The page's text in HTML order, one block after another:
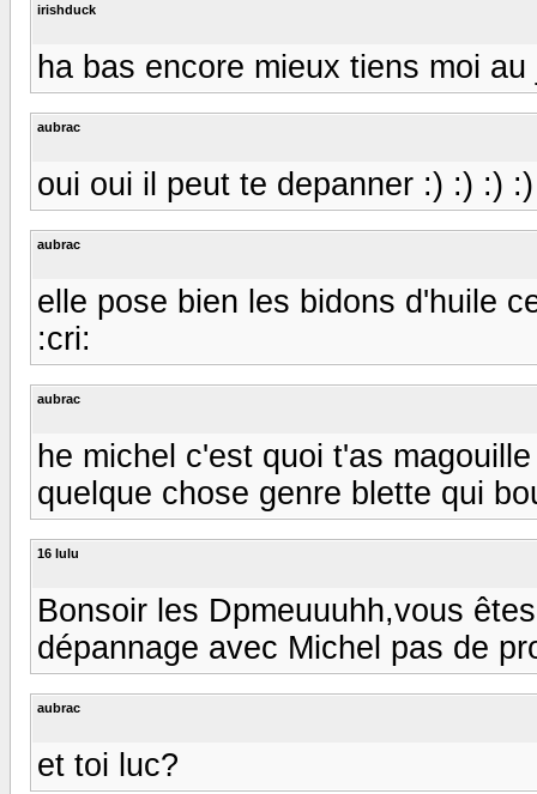
irishduck
ha bas encore mieux tiens moi
aubrac
oui oui il peut te depanner :) :) :)
aubrac
elle pose bien les bidons d'huile
:cri:
aubrac
he michel c'est quoi t'as
quelque chose genre blette qui
16 lulu
Bonsoir les Dpmeuuuhh,vous
dépannage avec Michel pas de
aubrac
et toi luc?